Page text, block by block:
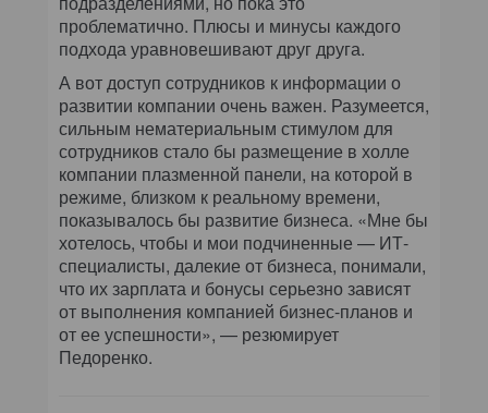
проблематично. Плюсы и минусы каждого
подхода уравновешивают друг друга.
А вот доступ сотрудников к информации о
развитии компании очень важен. Разумеется,
сильным нематериальным стимулом для
сотрудников стало бы размещение в холле
компании плазменной панели, на которой в
режиме, близком к реальному времени,
показывалось бы развитие бизнеса. «Мне бы
хотелось, чтобы и мои подчиненные — ИТ-
специалисты, далекие от бизнеса, понимали,
что их зарплата и бонусы серьезно зависят
от выполнения компанией бизнес-планов и
от ее успешности», — резюмирует
Педоренко.